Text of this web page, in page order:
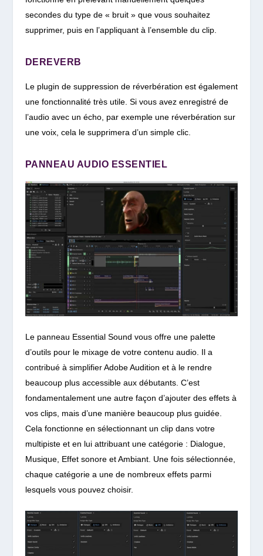
secondes du type de « bruit » que vous souhaitez
supprimer, puis en l’appliquant à l’ensemble du clip.
DEREVERB
Le plugin de suppression de réverbération est également
une fonctionnalité très utile. Si vous avez enregistré de
l’audio avec un écho, par exemple une réverbération sur
une voix, cela le supprimera d’un simple clic.
PANNEAU AUDIO ESSENTIEL
Le panneau Essential Sound vous offre une palette
d’outils pour le mixage de votre contenu audio. Il a
contribué à simplifier Adobe Audition et à le rendre
beaucoup plus accessible aux débutants. C’est
fondamentalement une autre façon d’ajouter des effets à
vos clips, mais d’une manière beaucoup plus guidée.
Cela fonctionne en sélectionnant un clip dans votre
multipiste et en lui attribuant une catégorie : Dialogue,
Musique, Effet sonore et Ambiant. Une fois sélectionnée,
chaque catégorie a une de nombreux effets parmi
lesquels vous pouvez choisir.